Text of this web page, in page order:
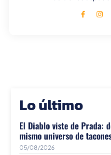
Lo último
El Diablo viste de Prada:
mismo universo de
05/08/2026